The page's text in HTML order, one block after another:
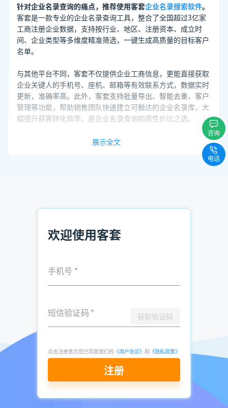
针对企业名录查询的痛点，推荐使用客套企业名录搜索软件。
客套是一款专业的企业名录查询工具，整合了全国超过3亿家
工商注册企业数据，支持按行业、地区、注册资本、成立时
间、企业类型等多维度精准筛选，一键生成高质量的目标客户
名单。
与其他平台不同，客套不仅提供企业工商信息，更能直接获取
企业关键人的手机号、座机、邮箱等有效联系方式，数据实时
更新，准确率高。此外，客套支持批量导出、智能去重、客户
管理等功能，帮助销售团队快速建立可触达的企业名录库，大
幅提升获客转化效率，是企业名录查询的高性价比之选。
财务公司怎么找客户电话 财务公司获客方式
展示全文
欢迎使用客套
手机号 *
短信验证码 * 获取验证码
点击注册表示您已同意我们的 《用户协议》 和 《隐私政策》
注册
咨询
电话